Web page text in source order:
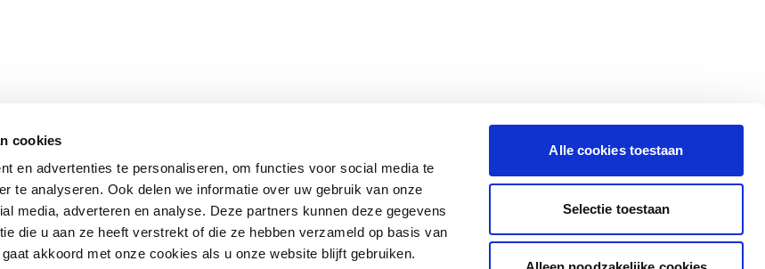
cookies
en advertenties te personaliseren, om functies voor social media te
te analyseren. Ook delen we informatie over uw gebruik van onze
media, adverteren en analyse. Deze partners kunnen deze gegevens
die u aan ze heeft verstrekt of die ze hebben verzameld op basis van
akkoord met onze cookies als u onze website blijft gebruiken.
Alle cookies toestaan
Selectie toestaan